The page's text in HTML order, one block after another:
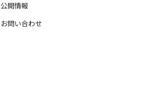
公開情報
お問い合わせ